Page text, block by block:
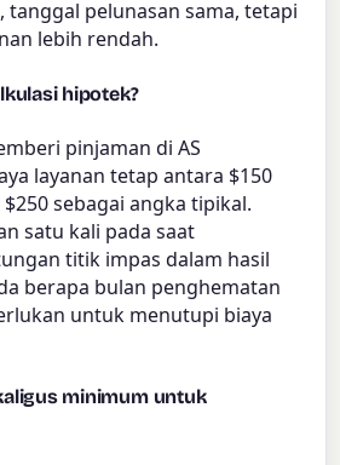
tanggal pelunasan sama, tetapi
lebih rendah.
hipotek?
pinjaman di AS
layanan tetap antara $150
sebagai angka tipikal.
satu kali pada saat
titik impas dalam hasil
berapa bulan penghematan
untuk menutupi biaya
minimum untuk